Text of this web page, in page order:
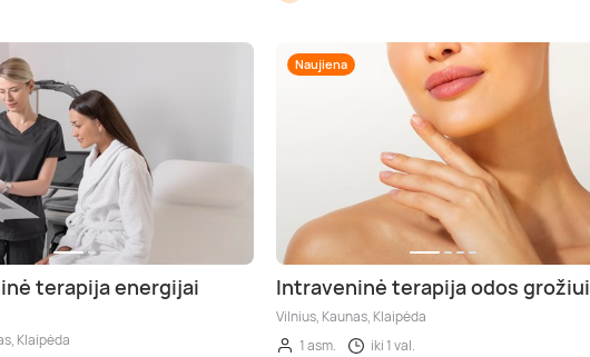
terapija energijai
Klaipėda
Naujiena
Intraveninė terapija odos grožiui
Vilnius, Kaunas, Klaipėda
1 asm.
iki 1 val.